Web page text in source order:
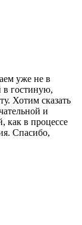
уже не в
в гостиную,
Хотим сказать
и
как в процессе
Спасибо,